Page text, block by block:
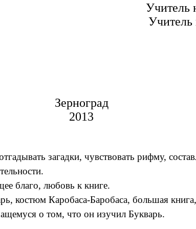
Учитель
Учитель
Зерноград
2013
загадки, чувствовать рифму,
благо, любовь к книге.
костюм Каробаса-Баробаса, большая
о том, что он изучил Букварь.